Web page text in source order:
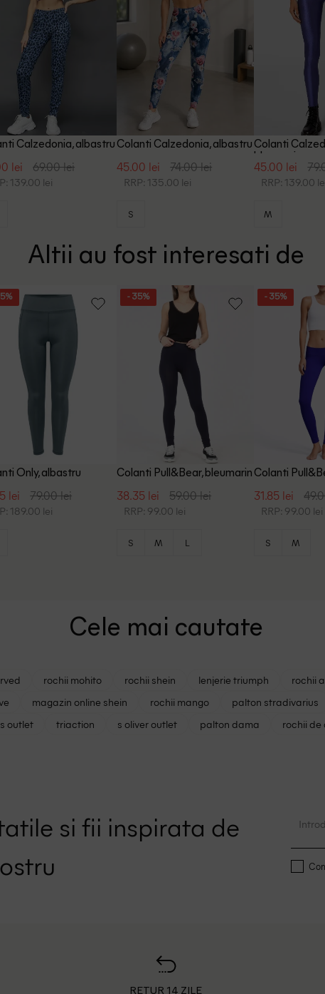
Calzedonia, albastru
lei 69.00 lei
139.00 lei
Colanti Calzedonia, albastru
45.00 lei 74.00 lei
RRP: 135.00 lei
S
Colanti
bleumarin
45.00 lei
RRP: 139.00
M
Altii au fost interesati de
Only, albastru
lei 79.00 lei
189.00 lei
- 35%
Colanti Pull&Bear, bleumarin
38.35 lei 59.00 lei
RRP: 99.00 lei
S M L
- 35%
Colanti
31.85 lei
RRP: 99.00 lei
S M
Cele mai cautate
rochii mohito rochii shein lenjerie triumph rochii
magazin online shein rochii mango palton stradivarius
outlet
triaction s oliver outlet palton dama rochii de
si fii inspirata de
RETUR 14 ZILE